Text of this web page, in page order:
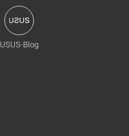
USUS-Blog